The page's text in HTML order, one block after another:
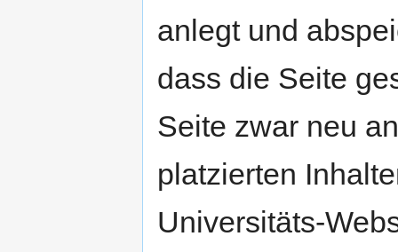
anlegt und
dass die Seite
Seite zwar neu
platzierten
Universitäts-